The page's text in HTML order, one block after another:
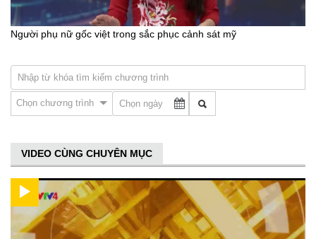
Người phụ nữ gốc việt trong sắc phục cảnh sát mỹ
Chọn chương trình
VIDEO CÙNG CHUYÊN MỤC